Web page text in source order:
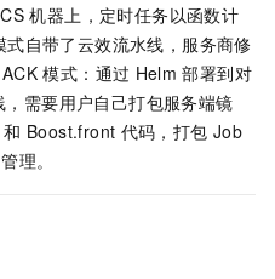
机器上，定时任务以函数计
式自带了云效流水线，服务商修
模式：通过 Helm 部署到对
需要用户自己打包服务端镜
和 Boost.front 代码，打包 Job
理。